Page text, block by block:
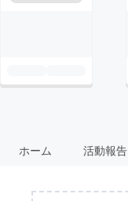
ホーム 活動報告